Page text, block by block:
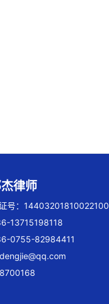
律师
号：14403201810022100
13715198118
0755-82984411